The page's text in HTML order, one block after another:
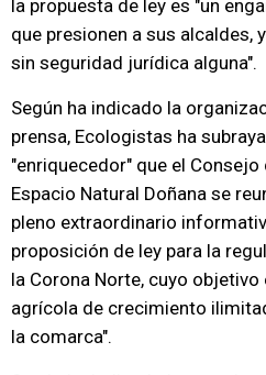
la propuesta de ley es "un
que presionen a sus alcaldes,
sin seguridad jurídica alguna".
Según ha indicado la
prensa, Ecologistas ha
"enriquecedor" que el
Espacio Natural Doñana se
pleno extraordinario
proposición de ley para la
la Corona Norte, cuyo
agrícola de crecimiento
la comarca".